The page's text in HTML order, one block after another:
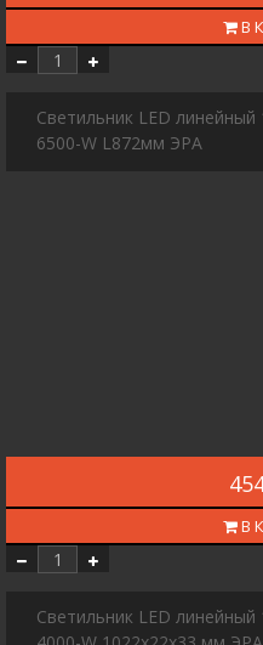
В
Светильник LED
6500-W L872мм ЭРА
В
Светильник LED